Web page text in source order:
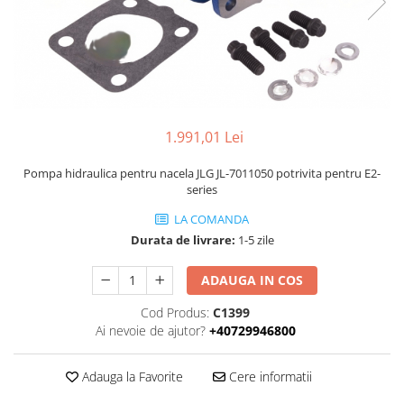
Diverse piese transmisie
Piese ambreiaj
Cruce cardan
Roti teren accidentat
Roti non-marking
Roata transpaleta
Piese motor Yanmar
Piese Fiat
Piese Snorkel
Piese Vapormatic
1.991,01 Lei
Pompa hidraulica pentru nacela JLG JL-7011050 potrivita pentru E2-
series
LA COMANDA
Durata de livrare: 1-5 zile
ADAUGA IN COS
Cod Produs: C1399
Ai nevoie de ajutor? +40729946800
Adauga la Favorite Cere informatii